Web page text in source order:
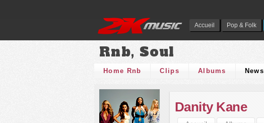
Accueil Pop & Folk
Rnb, Soul
Home Rnb Clips Albums News
Danity Kane